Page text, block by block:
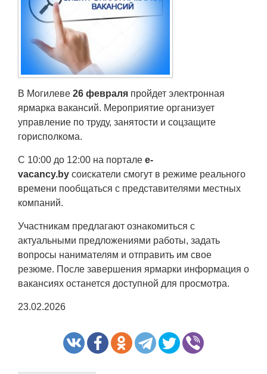
Объявления
Транспорт
Погода
Курсы валют
Еще
В Могилеве 26 февраля пройдет электронная
ярмарка вакансий. Мероприятие организует
управление по труду, занятости и соцзащите
горисполкома.
С 10:00 до 12:00 на портале e-
vacancy.by соискатели смогут в режиме реального
времени пообщаться с представителями местных
компаний.
Участникам предлагают ознакомиться с
актуальными предложениями работы, задать
вопросы нанимателям и отправить им свое
резюме. После завершения ярмарки информация о
вакансиях останется доступной для просмотра.
23.02.2026